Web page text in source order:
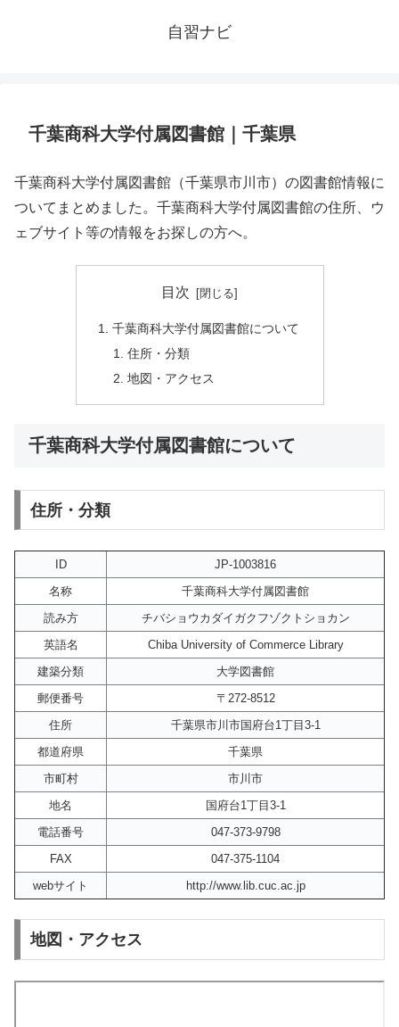
自習ナビ
千葉商科大学付属図書館｜千葉県
千葉商科大学付属図書館（千葉県市川市）の図書館情報に
ついてまとめました。千葉商科大学付属図書館の住所、ウ
ェブサイト等の情報をお探しの方へ。
目次
千葉商科大学付属図書館について
住所・分類
地図・アクセス
千葉商科大学付属図書館について
住所・分類
ID
JP-1003816
名称
千葉商科大学付属図書館
読み方
チバショウカダイガクフゾクトショカン
英語名
Chiba University of Commerce Library
建築分類
大学図書館
郵便番号
〒272-8512
住所
千葉県市川市国府台1丁目3-1
都道府県
千葉県
市町村
市川市
地名
国府台1丁目3-1
電話番号
047-373-9798
FAX
047-375-1104
webサイト
http://www.lib.cuc.ac.jp
地図・アクセス